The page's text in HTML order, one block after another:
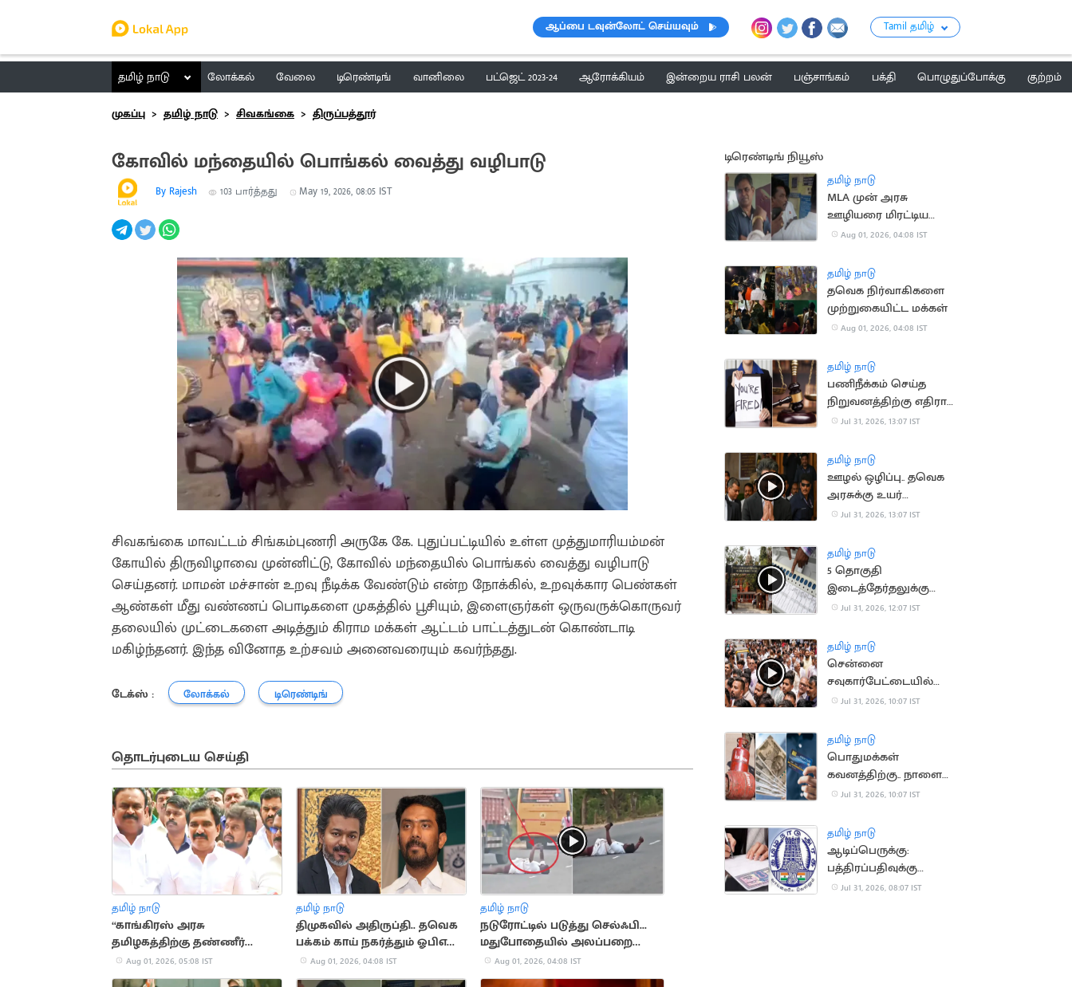
ஆப்பை டவுன்லோட் செய்யவும் Tamil தமிழ்
தமிழ் நாடு லோக்கல் வேலை டிரெண்டிங் வானிலை பட்ஜெட் 2023-24 ஆரோக்கியம் இன்றைய ராசி பலன் பஞ்சாங்கம் பக்தி பொழுதுப்போக்கு
குற்றம்
முகப்பு
தமிழ் நாடு சிவகங்கை திருப்பத்தூர்
கோவில் மந்தையில் பொங்கல் வைத்து வழிபாடு
By Rajesh 103 பார்த்தது May 19, 2026, 08:05 IST
சிவகங்கை மாவட்டம் சிங்கம்புணரி அருகே கே. புதுப்பட்டியில் உள்ள முத்துமாரியம்மன்
கோயில் திருவிழாவை முன்னிட்டு, கோவில் மந்தையில் பொங்கல் வைத்து வழிபாடு
செய்தனர். மாமன் மச்சான் உறவு நீடிக்க வேண்டும் என்ற நோக்கில், உறவுக்கார பெண்கள்
ஆண்கள் மீது வண்ணப் பொடிகளை முகத்தில் பூசியும், இளைஞர்கள் ஒருவருக்கொருவர்
தலையில் முட்டைகளை அடித்தும் கிராம மக்கள் ஆட்டம் பாட்டத்துடன் கொண்டாடி
மகிழ்ந்தனர். இந்த வினோத உற்சவம் அனைவரையும் கவர்ந்தது.
டேக்ஸ் : லோக்கல் டிரெண்டிங்
தொடர்புடைய செய்தி
தமிழ் நாடு
“காங்கிரஸ் அரசு
தமிழகத்திற்கு தண்ணீர்
தரமறுக்கிறது”.. அமைச்சர்
நிர்மல்குமார்
Aug 01, 2026, 05:08 IST
தமிழ் நாடு
திமுகவில் அதிருப்தி.. தவெக
பக்கம் காய் நகர்த்தும் ஓபிஎஸ்
மகன்
Aug 01, 2026, 04:08 IST
தமிழ் நாடு
நடுரோட்டில் படுத்து செல்ஃபி...
மதுபோதையில் அலப்பறை
செய்த நபர்
Aug 01, 2026, 04:08 IST
டிரெண்டிங் நியூஸ்
தமிழ் நாடு
MLA முன் அரசு
ஊழியரை மிரட்டிய
தவெகவினர்
Aug 01, 2026, 04:08 IST
தமிழ் நாடு
தவெக நிர்வாகிகளை
முற்றுகையிட்ட மக்கள்
Aug 01, 2026, 04:08 IST
தமிழ் நாடு
பணிநீக்கம் செய்த
நிறுவனத்திற்கு எதிராக
வழக்கு.. ரூ.19 லட்சம்
Jul 31, 2026, 13:07 IST
தமிழ் நாடு
ஊழல் ஒழிப்பு.. தவெக
அரசுக்கு உயர்
நீதிமன்றம் பாராட்டு
Jul 31, 2026, 13:07 IST
தமிழ் நாடு
5 தொகுதி
இடைத்தேர்தலுக்கு
தடை நீட்டிப்பு..
நீதிமன்றம் உத்தரவு
Jul 31, 2026, 12:07 IST
தமிழ் நாடு
சென்னை
சவுகார்பேட்டையில்
வடமாநில வியாபாரிகள்
Jul 31, 2026, 10:07 IST
தமிழ் நாடு
பொதுமக்கள்
கவனத்திற்கு.. நாளை
முதல் அமலாகும் புதிய
Jul 31, 2026, 10:07 IST
தமிழ் நாடு
ஆடிப்பெருக்கு:
பத்திரப்பதிவுக்கு
கூடுதல் டோக்கன்கள்
Jul 31, 2026, 08:07 IST